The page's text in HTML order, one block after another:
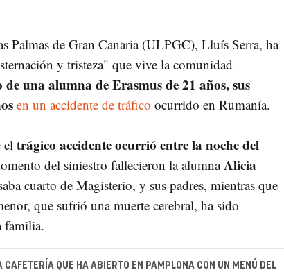
Palmas de Gran Canaria (ULPGC), Lluís Serra, ha
y tristeza" que vive la comunidad
una alumna de Erasmus de 21 años, sus
en un accidente de tráfico ocurrido en Rumanía.
eltrágico accidente ocurrió entre la noche del
del siniestro fallecieron la alumnaAlicia
cuarto de Magisterio, y sus padres, mientras que
que sufrió una muerte cerebral, ha sido
familia.
CAFETERÍA QUE HA ABIERTO EN PAMPLONA CON UN MENÚ DEL